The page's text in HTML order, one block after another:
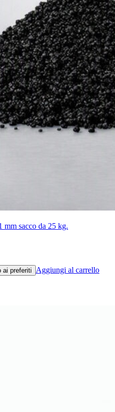
mm sacco da 25 kg.
ai preferiti
Aggiungi al carrello